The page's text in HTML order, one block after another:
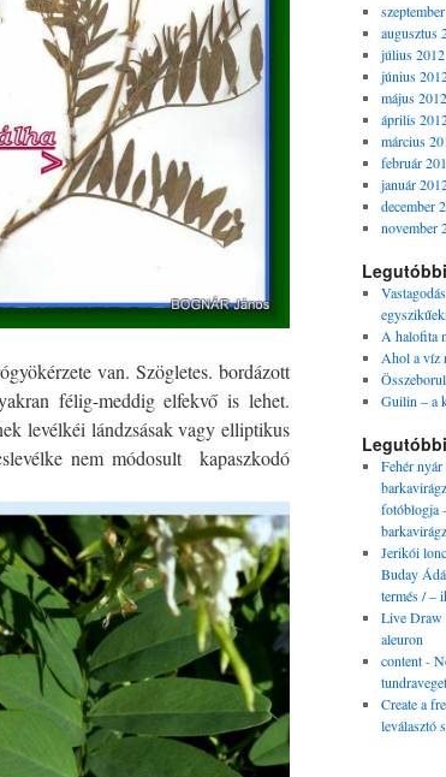
van. Szögletes. bordázott
félig-meddig elfekvő is lehet.
levélkéi lándzsásak vagy elliptikus
nem módosult kapaszkodó
augusztus
július 2012
június
május 2012
április
március
február
január
december
november
A halofita
Ahol a víz
Guilin – a
Fehér
fotóblogja-
Jerikói
Buday
termés / –
Live
aleuron
content-
Create a
leválasztó